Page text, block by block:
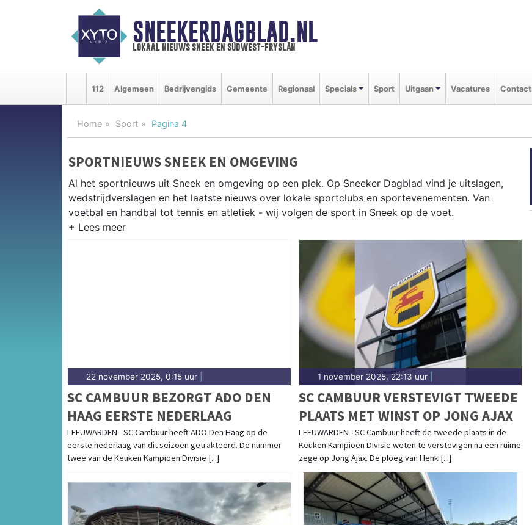
SNEEKERDAGBLAD.NL
lokaal nieuws sneek en súdwest-fryslân
112 Algemeen Bedrijvengids Gemeente Regionaal Specials Sport Uitgaan Vacatures Contact
Home Sport Pagina 4
SPORTNIEUWS SNEEK EN OMGEVING
Al het sportnieuws uit Sneek en omgeving op een plek. Op Sneeker Dagblad vind je uitslagen,
wedstrijdverslagen en het laatste nieuws over lokale sportclubs en sportevenementen. Van
voetbal en handbal tot tennis en atletiek - wij volgen de sport in Sneek op de voet.
Van SC Sneek en ZWG Sneek tot zeilen tijdens Sneekweek en schaatsen op de Friese meren —
sport in Sneek is onlosmakelijk verbonden met het Friese water. Blijf op de hoogte van alle
22 november 2025, 0:15 uur
SC CAMBUUR BEZORGT ADO DEN
HAAG EERSTE NEDERLAAG
LEEUWARDEN - SC Cambuur heeft ADO Den Haag op de
eerste nederlaag van dit seizoen getrakteerd. De nummer
twee van de Keuken Kampioen Divisie [...]
1 november 2025, 22:13 uur|
SC CAMBUUR VERSTEVIGT TWEEDE
PLAATS MET WINST OP JONG AJAX
LEEUWARDEN - SC Cambuur heeft de tweede plaats in de
Keuken Kampioen Divisie weten te verstevigen na een ruime
zege op Jong Ajax. De ploeg van Henk [...]